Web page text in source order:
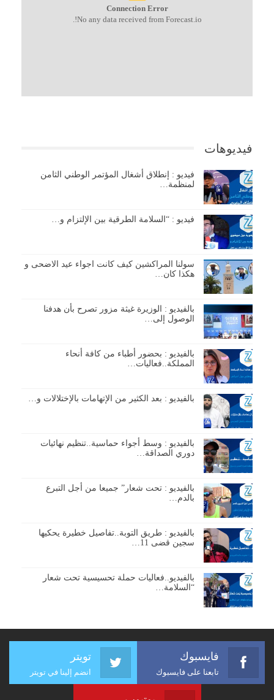
Connection Error
No any data received from Forecast.io!.
فيديوهات
فيديو : إنطلاق أشغال المؤتمر الوطني الثامن
لمنظمة…
فيديو : “السلامة الطرقية بين الإلتزام و…
سولنا المراكشين كيف كانت اجواء عيد الاضحى و
هكذا كان…
بالفيديو : الوزيرة غيثة مزور تصرح بأن هدفنا
الوصول إلى…
بالفيديو : بحضور أطباء من كافة أنحاء
المملكة..فعاليات…
بالفيديو : بعد الكثير من الإتهامات بالإختلالات و…
بالفيديو : وسط أجواء حماسية..تنظيم نهائيات
دوري الصداقة…
بالفيديو : تحت شعار” جميعا من أجل التبرع
بالدم…
بالفيديو : طريق التوبة..تفاصيل خطيرة يحكيها
سجين قضى 11…
بالفيديو..فعاليات حملة تحسيسية تحت شعار
“السلامة…
فايسبوك
تابعنا على فايسبوك
تويتر
انضم إلينا في تويتر